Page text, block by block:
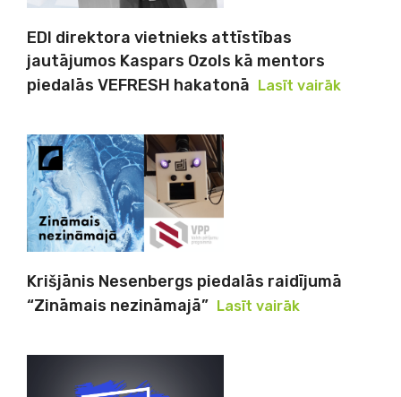
EDI direktora vietnieks attīstības
jautājumos Kaspars Ozols kā mentors
piedalās VEFRESH hakatonā Lasīt vairāk
Krišjānis Nesenbergs piedalās raidījumā
“Zināmais nezināmajā” Lasīt vairāk